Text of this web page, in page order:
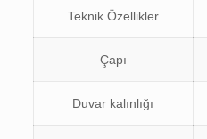
Teknik Özellikler
Çapı
Duvar kalınlığı